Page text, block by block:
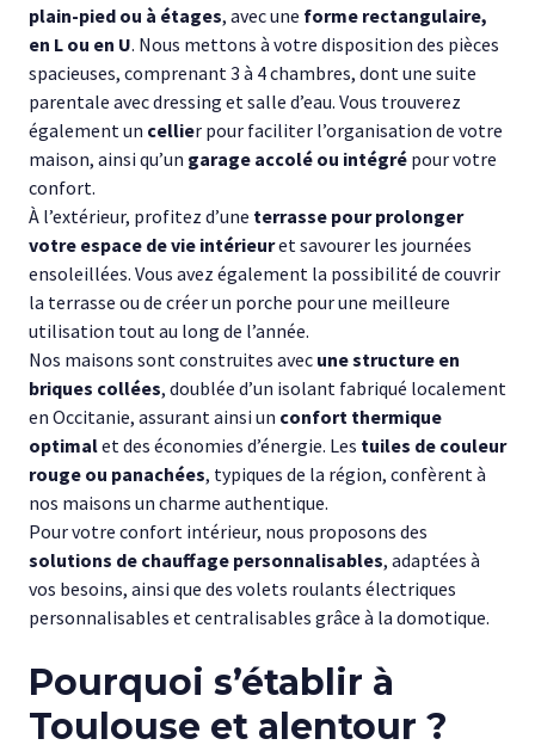
plain-pied ou à étages, avec une forme rectangulaire,
en L ou en U. Nous mettons à votre disposition des pièces
spacieuses, comprenant 3 à 4 chambres, dont une suite
parentale avec dressing et salle d’eau. Vous trouverez
également un cellier pour faciliter l’organisation de votre
maison, ainsi qu’un garage accolé ou intégré pour votre
confort.
À l’extérieur, profitez d’une terrasse pour prolonger
votre espace de vie intérieuret savourer les journées
ensoleillées. Vous avez également la possibilité de couvrir
la terrasse ou de créer un porche pour une meilleure
utilisation tout au long de l’année.
Nos maisons sont construites avec une structure en
briques collées, doublée d’un isolant fabriqué localement
en Occitanie, assurant ainsi un confort thermique
optimalet des économies d’énergie. Les tuiles de couleur
rouge ou panachées, typiques de la région, confèrent à
nos maisons un charme authentique.
Pour votre confort intérieur, nous proposons des
solutions de chauffage personnalisables, adaptées à
vos besoins, ainsi que des volets roulants électriques
personnalisables et centralisables grâce à la domotique.
Pourquoi s’établir à
Toulouse et alentour ?